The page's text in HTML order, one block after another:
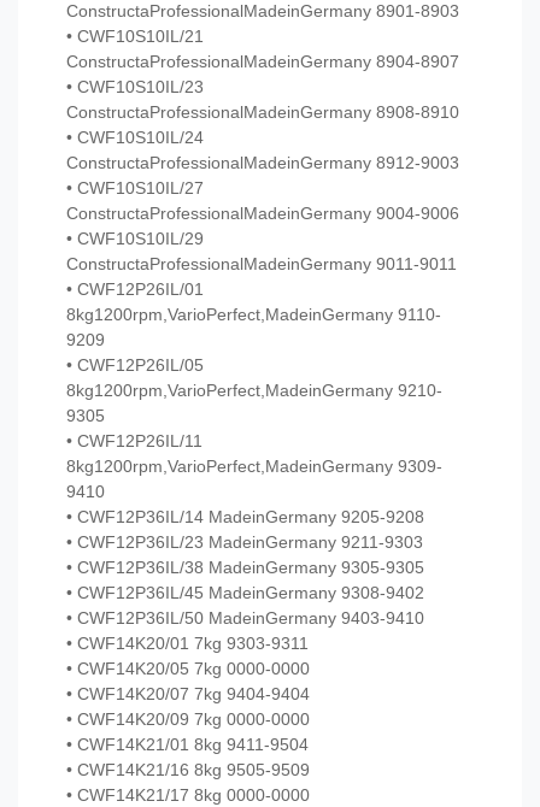
ConstructaProfessionalMadeinGermany 8901-8903
• CWF10S10IL/21
ConstructaProfessionalMadeinGermany 8904-8907
• CWF10S10IL/23
ConstructaProfessionalMadeinGermany 8908-8910
• CWF10S10IL/24
ConstructaProfessionalMadeinGermany 8912-9003
• CWF10S10IL/27
ConstructaProfessionalMadeinGermany 9004-9006
• CWF10S10IL/29
ConstructaProfessionalMadeinGermany 9011-9011
• CWF12P26IL/01
8kg1200rpm,VarioPerfect,MadeinGermany 9110-
9209
• CWF12P26IL/05
8kg1200rpm,VarioPerfect,MadeinGermany 9210-
9305
• CWF12P26IL/11
8kg1200rpm,VarioPerfect,MadeinGermany 9309-
9410
• CWF12P36IL/14 MadeinGermany 9205-9208
• CWF12P36IL/23 MadeinGermany 9211-9303
• CWF12P36IL/38 MadeinGermany 9305-9305
• CWF12P36IL/45 MadeinGermany 9308-9402
• CWF12P36IL/50 MadeinGermany 9403-9410
• CWF14K20/01 7kg 9303-9311
• CWF14K20/05 7kg 0000-0000
• CWF14K20/07 7kg 9404-9404
• CWF14K20/09 7kg 0000-0000
• CWF14K21/01 8kg 9411-9504
• CWF14K21/16 8kg 9505-9509
• CWF14K21/17 8kg 0000-0000